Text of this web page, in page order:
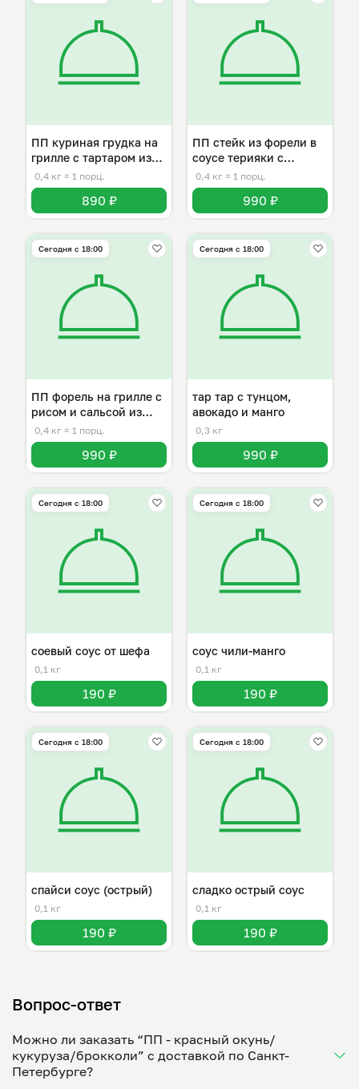
ПП куриная грудка на
грилле с тартаром из
манго
0,4 кг ≈ 1 порц.
890 ₽
ПП стейк из форели в
соусе терияки с
овощами
0,4 кг ≈ 1 порц.
990 ₽
Сегодня с 18:00
ПП форель на грилле с
рисом и сальсой из
манго
0,4 кг ≈ 1 порц.
990 ₽
Сегодня с 18:00
тар тар с тунцом,
авокадо и манго
0,3 кг
990 ₽
Сегодня с 18:00
соевый соус от шефа
0,1 кг
190 ₽
Сегодня с 18:00
соус чили-манго
0,1 кг
190 ₽
Сегодня с 18:00
спайси соус (острый)
0,1 кг
190 ₽
Сегодня с 18:00
сладко острый соус
0,1 кг
190 ₽
Вопрос-ответ
Можно ли заказать “ПП - красный окунь/
кукуруза/брокколи” с доставкой по Санкт-
Петербурге?